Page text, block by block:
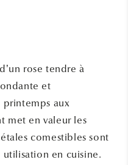
rose tendre à
et
aux
met en valeur les
comestibles sont
en cuisine.